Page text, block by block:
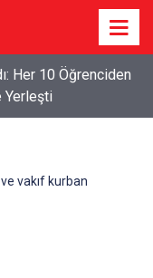
Her 10 Öğrenciden
Yerleşti
vakıf kurban